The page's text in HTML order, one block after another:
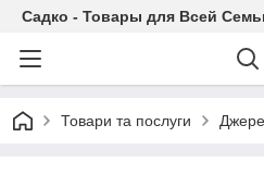
Садко - Товары для Всей
Товари та послуги